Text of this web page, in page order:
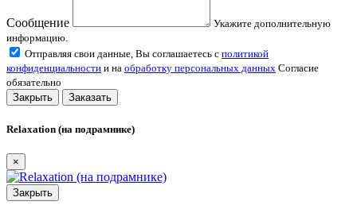
Сообщение
Укажите дополнительную
информацию.
Отправляя свои данные, Вы соглашаетесь с политикой
конфиденциальности и на обработку персональных данных Согласие
обязательно
Закрыть
Заказать
Relaxation (на подрамнике)
×
Закрыть